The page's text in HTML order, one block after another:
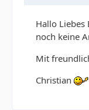
Hallo Liebes
noch keine
Mit
Christian